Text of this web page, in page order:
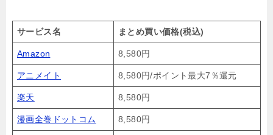
サービス名 まとめ買い価格(税込)
Amazon 8,580円
アニメイト 8,580円/ポイント最大7％還元
楽天 8,580円
漫画全巻ドットコム 8,580円